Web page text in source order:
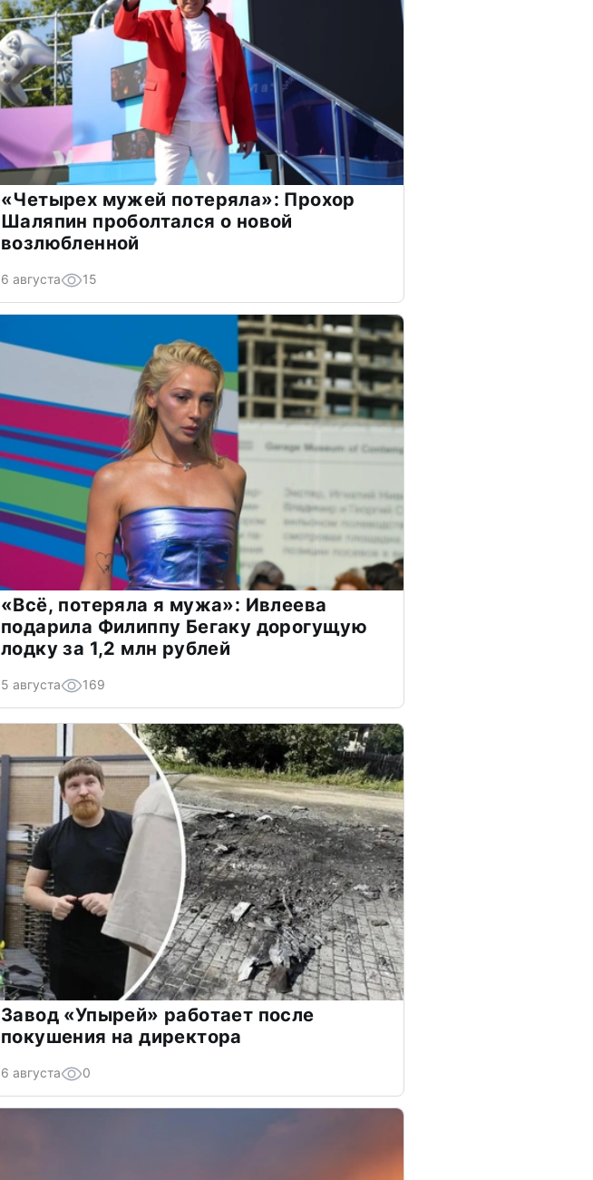
«Четырех мужей потеряла»: Прохор
Шаляпин проболтался о новой
возлюбленной
6 августа 15
«Всё, потеряла я мужа»: Ивлеева
подарила Филиппу Бегаку дорогущую
лодку за 1,2 млн рублей
5 августа 169
Завод «Упырей» работает после
покушения на директора
6 августа 0